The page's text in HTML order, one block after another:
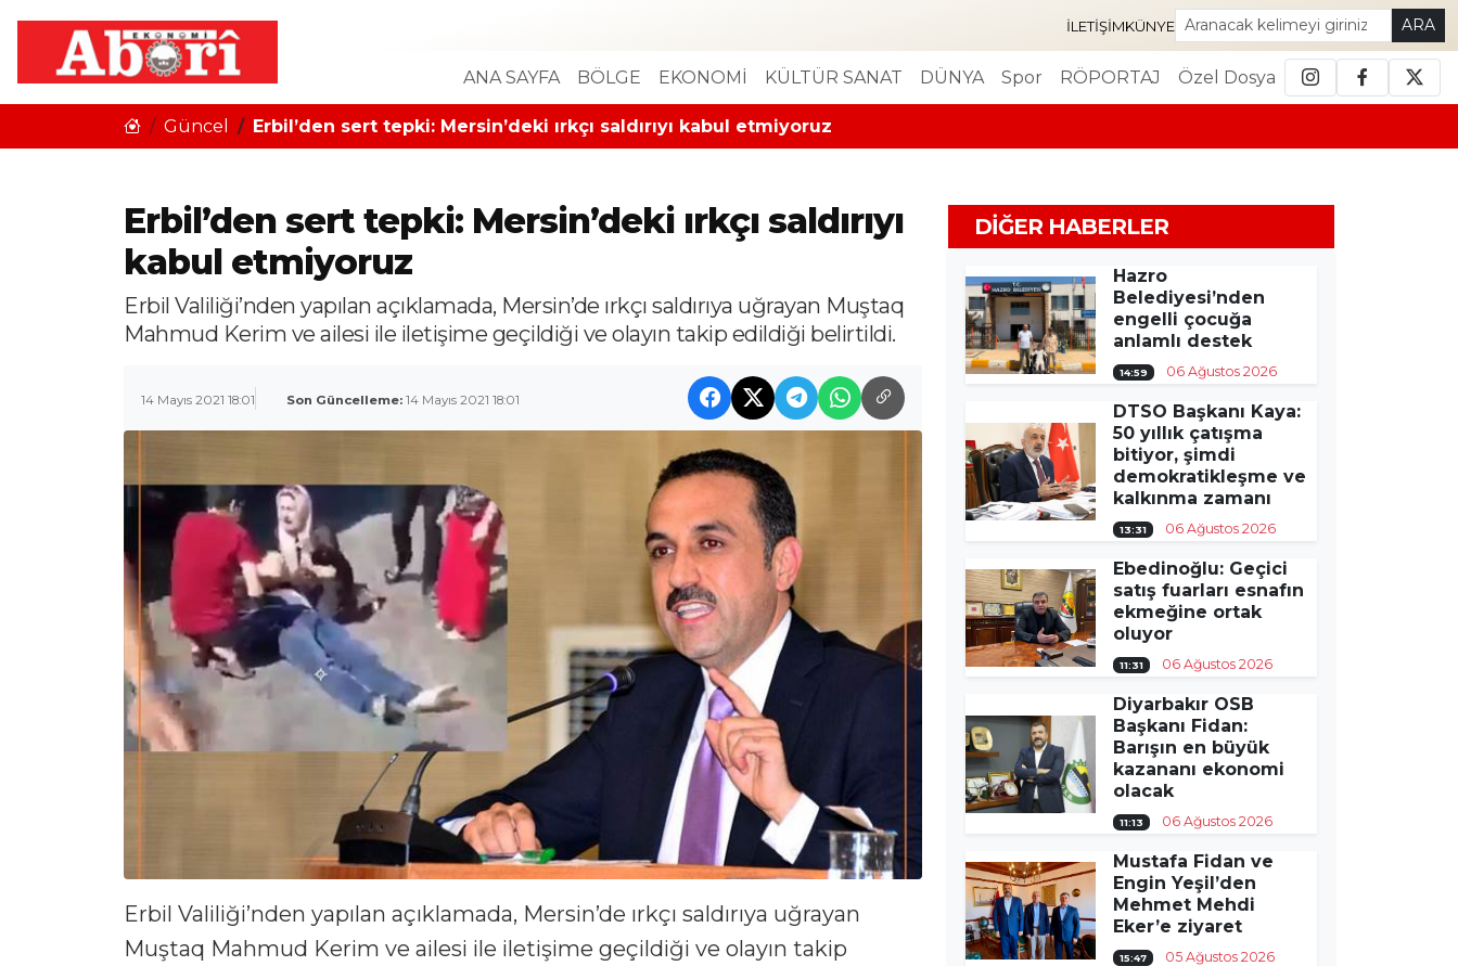
İLETIŞIMKÜNYE ARA
ANA SAYFA BÖLGE EKONOMİ KÜLTÜR SANAT DÜNYA Spor RÖPORTAJ Özel Dosya
Güncel Erbil’den sert tepki: Mersin’deki ırkçı saldırıyı kabul etmiyoruz
Erbil’den sert tepki: Mersin’deki ırkçı saldırıyı
kabul etmiyoruz
Erbil Valiliği’nden yapılan açıklamada, Mersin’de ırkçı saldırıya uğrayan Muştaq
Mahmud Kerim ve ailesi ile iletişime geçildiği ve olayın takip edildiği belirtildi.
14 Mayıs 2021 18:01 Son Güncelleme: 14 Mayıs 2021 18:01
Erbil Valiliği’nden yapılan açıklamada, Mersin’de ırkçı saldırıya uğrayan
Muştaq Mahmud Kerim ve ailesi ile iletişime geçildiği ve olayın takip
DIĞER HABERLER
Hazro
Belediyesi’nden
engelli çocuğa
anlamlı destek
14:59 06 Ağustos 2026
DTSO Başkanı Kaya:
50 yıllık çatışma
bitiyor, şimdi
demokratikleşme ve
kalkınma zamanı
13:31 06 Ağustos 2026
Ebedinoğlu: Geçici
satış fuarları esnafın
ekmeğine ortak
oluyor
11:31 06 Ağustos 2026
Diyarbakır OSB
Başkanı Fidan:
Barışın en büyük
kazananı ekonomi
olacak
11:13 06 Ağustos 2026
Mustafa Fidan ve
Engin Yeşil’den
Mehmet Mehdi
Eker’e ziyaret
15:47 05 Ağustos 2026